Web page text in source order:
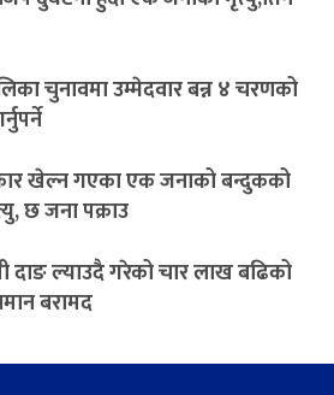
चुनावमा उम्मेदवार बन्न ४ चरणको
खेल्न गएका एक जनाको बन्दुकको
छ जना पक्राउ
दाङ ल्याउदै गरेको चार लाख बढिको
बरामद